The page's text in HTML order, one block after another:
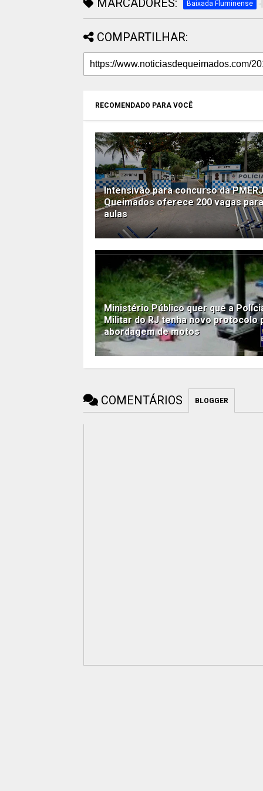
Baixada Fluminense
COMPARTILHAR:
RECOMENDADO PARA VOCÊ
Intensivão para concurso da
Queimados oferece 200 vagas para
aulas
Ministério Público quer que a
Militar do RJ tenha novo protocolo
abordagem de motos
COMENTÁRIOS BLOGGER